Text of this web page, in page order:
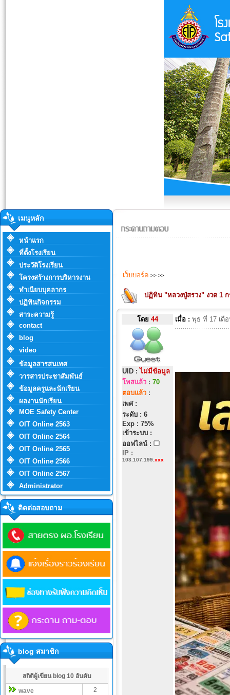
เมนูหลัก
หน้าแรก
ที่ตั้งโรงเรียน
ประวัติโรงเรียน
โครงสร้างการบริหารงาน
ทำเนียบบุคลากร
ปฏิทินกิจกรรม
สาระความรู้
contact
blog
video
ข้อมูลสารสนเทศ
วารสารประชาสัมพันธ์
ข้อมูลครูและนักเรียน
ผลงานนักเรียน
MOE Safety Center
OIT Online 2563
OIT Online 2564
OIT Online 2565
OIT Online 2566
OIT Online 2567
Administrator
ติดต่อสอบถาม
blog สมาชิก
สถิติผู้เขียน blog 10 อันดับ
wave
2
เว็บบอร์ด >> >>
ปฏิทิน "หลวงปู่สรวง" งวด 1
โดย 44
UID :ไม่มีข้อมูล
โพสแล้ว : 70
ตอบแล้ว :
เพศ :
ระดับ : 6
Exp : 75%
เข้าระบบ :
ออฟไลน์ :
IP :
103.107.199. xxx
เมื่อ : พุธ ที่ 17 เดื